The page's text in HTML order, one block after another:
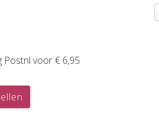
Postnl voor € 6,95